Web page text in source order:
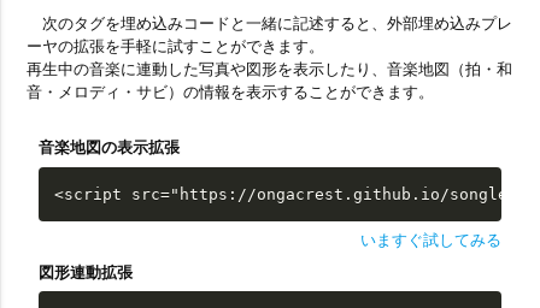
次のタグを埋め込みコードと一緒に記述すると、外部埋め込みプレ
ーヤの拡張を手軽に試すことができます。
再生中の音楽に連動した写真や図形を表示したり、音楽地図（拍・和
音・メロディ・サビ）の情報を表示することができます。
音楽地図の表示拡張
<script src="https://ongacrest.github.io/songle-
いますぐ試してみる
図形連動拡張